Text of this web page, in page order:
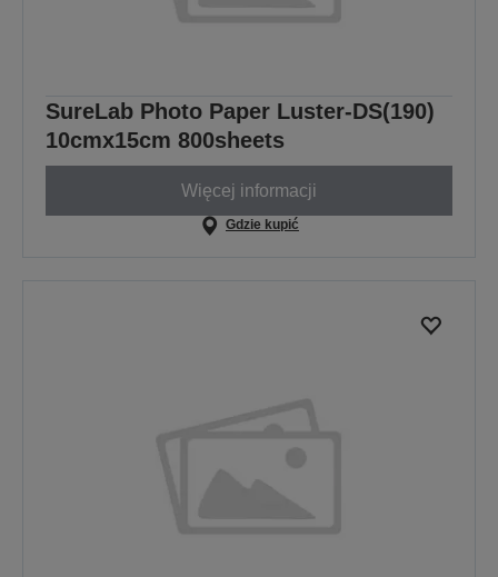
SureLab Photo Paper Luster-DS(190)
10cmx15cm 800sheets
Więcej informacji
Gdzie kupić